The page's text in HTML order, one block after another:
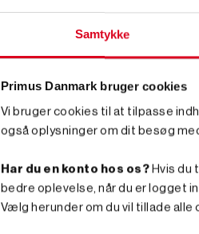
Samtykke
Primus Danmark bruger cookies
Vi bruger cookies til at tilpasse
også oplysninger om dit besøg
Har du en konto hos os? Hvis du
bedre oplevelse, når du er logget
Vælg herunder om du vil tillade alle